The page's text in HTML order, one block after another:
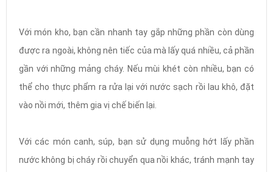
Với món kho, bạn cần nhanh tay gắp những phần còn dùng
được ra ngoài, không nên tiếc của mà lấy quá nhiều, cả phần
gần với những mảng cháy. Nếu mùi khét còn nhiều, bạn có
thể cho thực phẩm ra rửa lại với nước sạch rồi lau khô, đặt
vào nồi mới, thêm gia vị chế biến lại.
Với các món canh, súp, bạn sử dụng muỗng hớt lấy phần
nước không bị cháy rồi chuyển qua nồi khác, tránh mạnh tay